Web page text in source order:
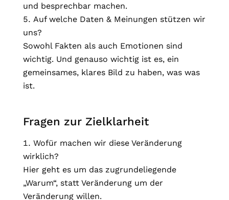
und besprechbar machen.
Auf welche Daten & Meinungen stützen wir
uns?
Sowohl Fakten als auch Emotionen sind
wichtig. Und genauso wichtig ist es, ein
gemeinsames, klares Bild zu haben, was was
ist.
Fragen zur Zielklarheit
Wofür machen wir diese Veränderung
wirklich?
Hier geht es um das zugrundeliegende
„Warum“, statt Veränderung um der
Veränderung willen.